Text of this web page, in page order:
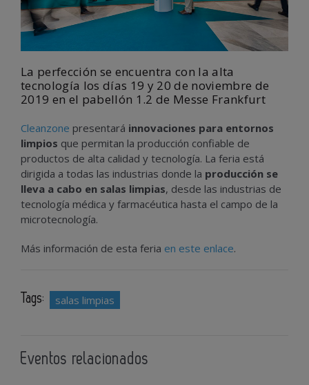
La perfección se encuentra con la alta
tecnología los días 19 y 20 de noviembre de
2019 en el pabellón 1.2 de Messe Frankfurt
Cleanzone presentará innovaciones para entornos
limpios que permitan la producción confiable de
productos de alta calidad y tecnología. La feria está
dirigida a todas las industrias donde la producción se
lleva a cabo en salas limpias, desde las industrias de
tecnología médica y farmacéutica hasta el campo de la
microtecnología.
Más información de esta feria en este enlace.
Tags: salas limpias
Eventos relacionados